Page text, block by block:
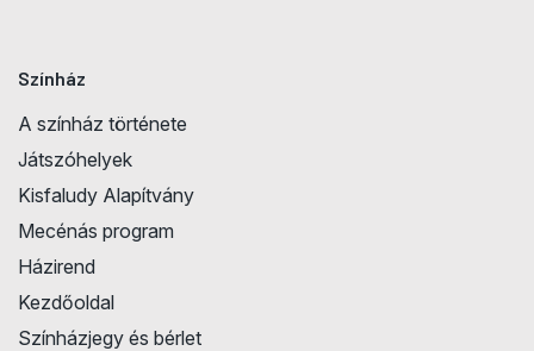
Színház
A színház története
Játszóhelyek
Kisfaludy Alapítvány
Mecénás program
Házirend
Kezdőoldal
Színházjegy és bérlet